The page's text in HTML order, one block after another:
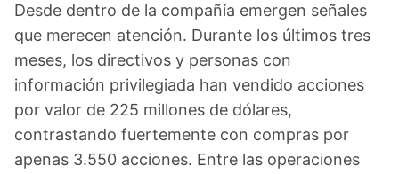
Desde dentro de la compañía emergen señales
que merecen atención. Durante los últimos tres
meses, los directivos y personas con
información privilegiada han vendido acciones
por valor de 225 millones de dólares,
contrastando fuertemente con compras por
apenas 3.550 acciones. Entre las operaciones